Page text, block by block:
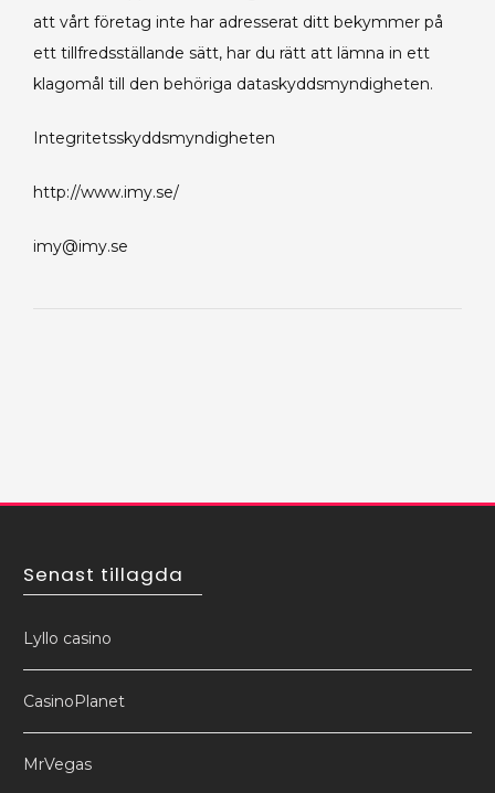
att vårt företag inte har adresserat ditt bekymmer på
ett tillfredsställande sätt, har du rätt att lämna in ett
klagomål till den behöriga dataskyddsmyndigheten.
Integritetsskyddsmyndigheten
http://www.imy.se/
imy@imy.se
Senast tillagda
Lyllo casino
CasinoPlanet
MrVegas